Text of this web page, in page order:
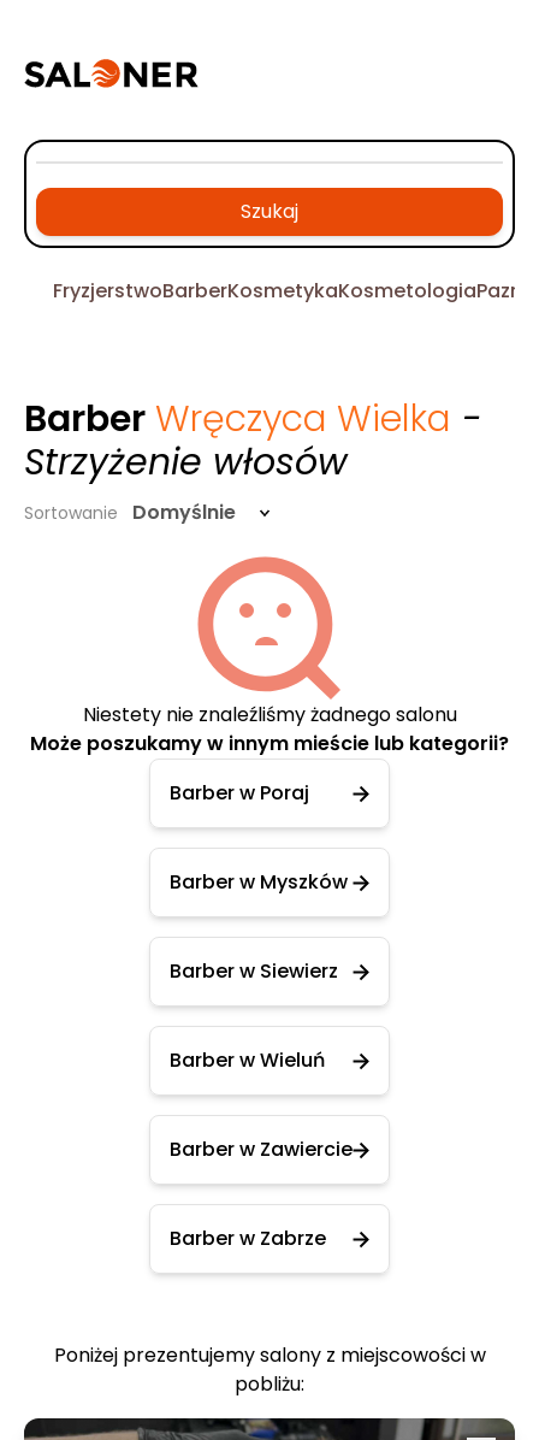
Szukaj
FryzjerstwoBarberKosmetykaKosmetologia
Barber Wręczyca Wielka -
Strzyżenie włosów
Sortowanie Domyślnie
Niestety nie znaleźliśmy żadnego salonu
Może poszukamy w innym mieście lub kategorii?
Barber w Poraj
Barber w Myszków
Barber w Siewierz
Barber w Wieluń
Barber w Zawiercie
Barber w Zabrze
Poniżej prezentujemy salony z miejscowości w
pobliżu: